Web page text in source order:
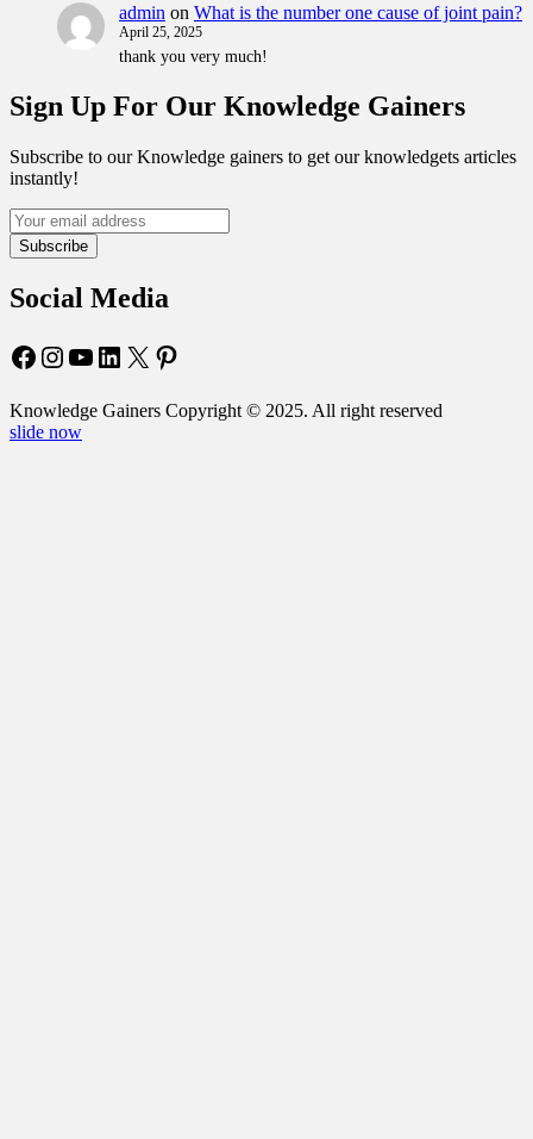
admin on What is the number one cause of joint pain?
April 25, 2025
thank you very much!
Sign Up For Our Knowledge Gainers
Subscribe to our Knowledge gainers to get our knowledgets articles
instantly!
Subscribe
Social Media
Facebook
Instagram
YouTube
LinkedIn
X Pinterest
Knowledge Gainers Copyright © 2025. All right reserved
slide now